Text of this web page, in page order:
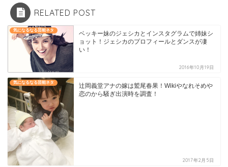
RELATED POST
気になるなる芸能ネタ
ベッキー妹のジェシカとインスタグラムで姉妹シ
ョット！ジェシカのプロフィールとダンスが凄
い！
2016年10月19日
気になるなる芸能ネタ
辻岡義堂アナの嫁は鷲尾春果！Wikiやなれそめや
恋のから騒ぎ出演時を調査！
2017年2月5日